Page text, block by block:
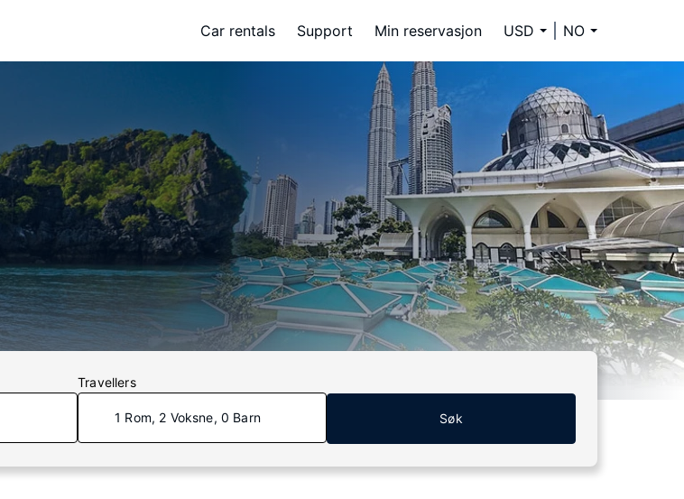
Car rentals Support Min reservasjon USD NO
Travellers
1 Rom, 2 Voksne, 0 Barn Søk